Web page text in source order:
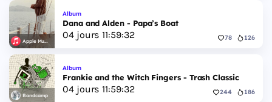
Apple Music
Album
Dana and Alden - Papa’s Boat
04jours 11:59:31 78 126
Bandcamp
Album
Frankie and the Witch Fingers - Trash Classic
04jours 11:59:31 244 186